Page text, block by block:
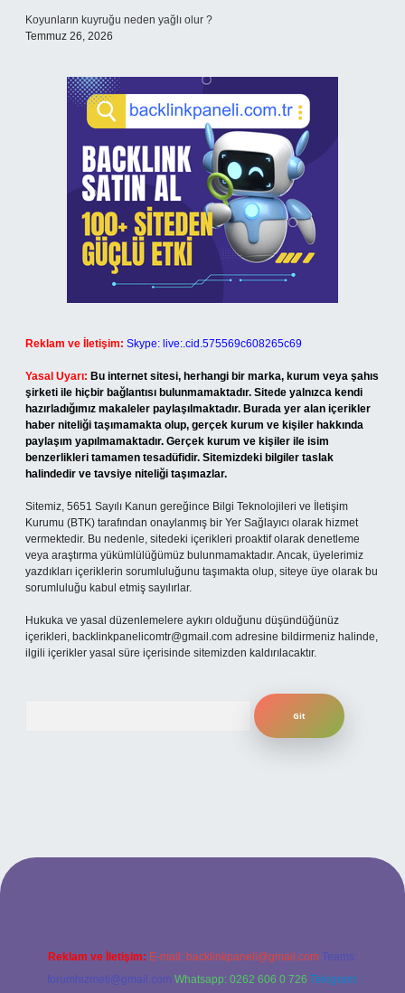
Koyunların kuyruğu neden yağlı olur ?
Temmuz 26, 2026
Reklam ve İletişim: Skype: live:.cid.575569c608265c69
Yasal Uyarı: Bu internet sitesi, herhangi bir marka, kurum veya şahıs
şirketi ile hiçbir bağlantısı bulunmamaktadır. Sitede yalnızca kendi
hazırladığımız makaleler paylaşılmaktadır. Burada yer alan içerikler
haber niteliği taşımamakta olup, gerçek kurum ve kişiler hakkında
paylaşım yapılmamaktadır. Gerçek kurum ve kişiler ile isim
benzerlikleri tamamen tesadüfidir. Sitemizdeki bilgiler taslak
halindedir ve tavsiye niteliği taşımazlar.
Sitemiz, 5651 Sayılı Kanun gereğince Bilgi Teknolojileri ve İletişim
Kurumu (BTK) tarafından onaylanmış bir Yer Sağlayıcı olarak hizmet
vermektedir. Bu nedenle, sitedeki içerikleri proaktif olarak denetleme
veya araştırma yükümlülüğümüz bulunmamaktadır. Ancak, üyelerimiz
yazdıkları içeriklerin sorumluluğunu taşımakta olup, siteye üye olarak bu
sorumluluğu kabul etmiş sayılırlar.
Hukuka ve yasal düzenlemelere aykırı olduğunu düşündüğünüz
içerikleri, backlinkpanelicomtr@gmail.com adresine bildirmeniz halinde,
ilgili içerikler yasal süre içerisinde sitemizden kaldırılacaktır.
bahis
Reklam ve İletişim: E-mail: backlinkpaneli@gmail.com Teams:
forumhizmeti@gmail.com Whatsapp: 0262 606 0 726 Telegram: